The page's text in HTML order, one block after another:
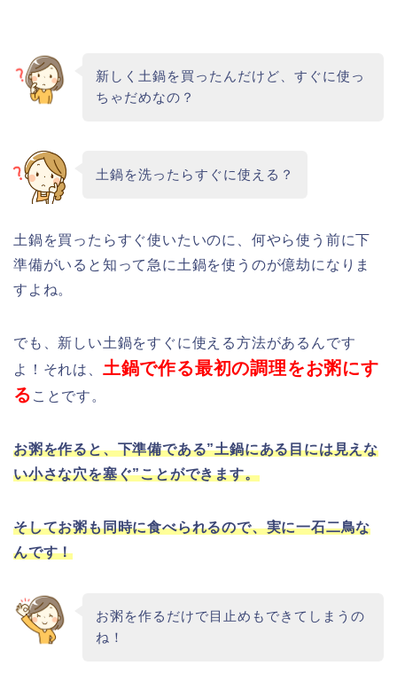
新しく土鍋を買ったんだけど、すぐに使っ
ちゃだめなの？
土鍋を洗ったらすぐに使える？
土鍋を買ったらすぐ使いたいのに、何やら使う前に下
準備がいると知って急に土鍋を使うのが億劫になりま
すよね。
でも、新しい土鍋をすぐに使える方法があるんです
よ！それは、 土鍋で作る最初の調理をお粥にす
る ことです。
お粥を作ると、下準備である”土鍋にある目には見えな
い小さな穴を塞ぐ”ことができます。
そしてお粥も同時に食べられるので、実に一石二鳥な
んです！
お粥を作るだけで目止めもできてしまうの
ね！